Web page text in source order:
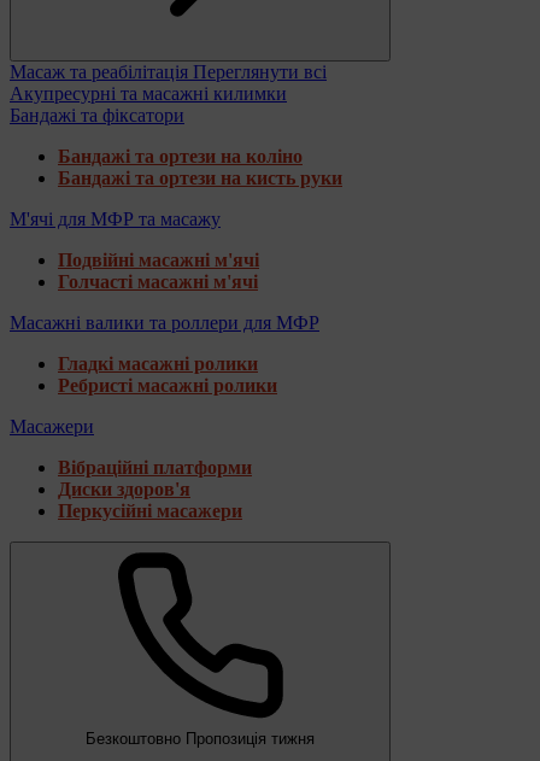
Масаж та реабілітація Переглянути всі
Акупресурні та масажні килимки
Бандажі та фіксатори
Бандажі та ортези на коліно
Бандажі та ортези на кисть руки
М'ячі для МФР та масажу
Подвійні масажні м'ячі
Голчасті масажні м'ячі
Масажні валики та роллери для МФР
Гладкі масажні ролики
Ребристі масажні ролики
Масажери
Вібраційні платформи
Диски здоров'я
Перкусійні масажери
Безкоштовно Пропозиція тижня